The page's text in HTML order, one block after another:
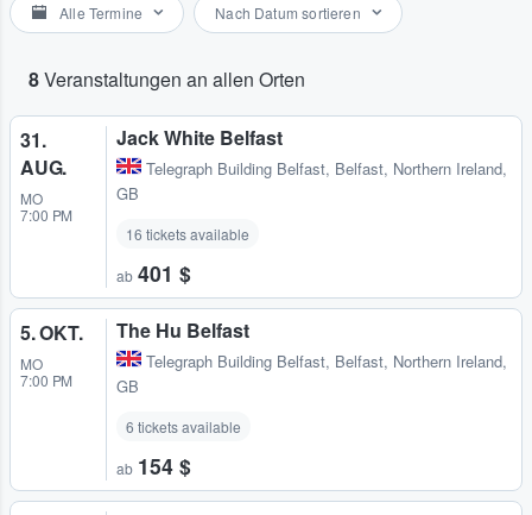
Alle Termine Nach Datum sortieren
8Veranstaltungen an allen Orten
31.
AUG.
MO
7:00 PM
Jack White Belfast
Telegraph Building Belfast, Belfast, Northern Ireland,
GB
16 tickets available
ab 401 $
5. OKT.
MO
7:00 PM
The Hu Belfast
Telegraph Building Belfast, Belfast, Northern Ireland,
GB
6 tickets available
ab 154 $